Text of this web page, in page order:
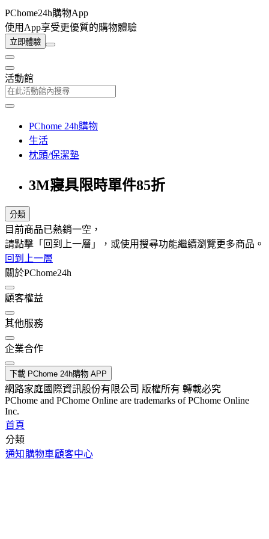
PChome24h購物App
使用App享受更優質的購物體驗
立即體驗
活動館
PChome 24h購物
生活
枕頭/保潔墊
3M寢具限時單件85折
分類
目前商品已熱銷一空，
請點擊「回到上一層」，或使用搜尋功能繼續瀏覽更多商品。
回到上一層
關於PChome24h
顧客權益
其他服務
企業合作
下載 PChome 24h購物 APP
網路家庭國際資訊股份有限公司 版權所有 轉載必究
PChome and PChome Online are trademarks of PChome Online
Inc.
首頁
分類
通知 購物車顧客中心